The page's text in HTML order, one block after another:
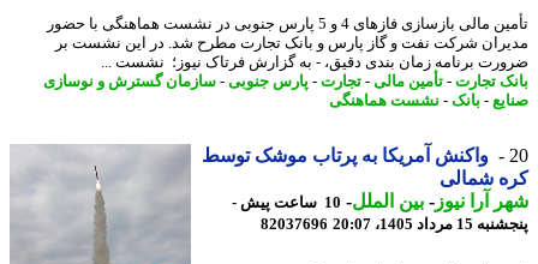
تأمین مالی بازسازی فازهای 4 و 5 پارس جنوبی در نشست هماهنگی با حضور
شرکت نفت و گاز پارس و بانک تجارت مطرح شد. در این نشست بر
برنامه زمان بندی دقیق، - به گزارش فرتاک نیوز؛ نشست ...
تجارت- تأمین مالی-تجارت- پارس جنوبی-سازمان گسترش و نوسازی
-بانک -نشست هماهنگی
واکنش آمریکا به پرتاب موشک توسط
شمالی
آرا نیوز-بین الملل-
10 ساعت پیش -
1405، 20:07
82037696